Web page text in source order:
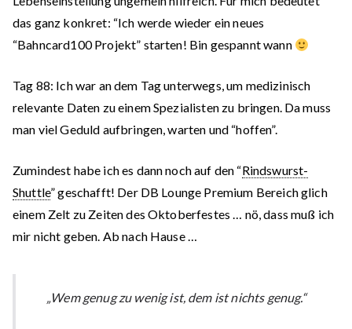
–
“Finale”
das ganz konkret: “Ich werde wieder ein neues
“Bahncard100 Projekt” starten! Bin gespannt wann
Tag 88: Ich war an dem Tag unterwegs, um medizinisch
relevante Daten zu einem Spezialisten zu bringen. Da muss
man viel Geduld aufbringen, warten und “hoffen”.
Zumindest habe ich es dann noch auf den “Rindswurst-
Shuttle” geschafft! Der DB Lounge Premium Bereich glich
einem Zelt zu Zeiten des Oktoberfestes … nö, dass muß ich
mir nicht geben. Ab nach Hause …
„Wem genug zu wenig ist, dem ist nichts genug.“